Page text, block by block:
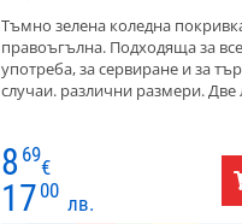
Тъмно зелена коледна
правоъгълна. Подходяща за
употреба, за сервиране и за
случаи. различни размери. Две
8 69
€
17 00
лв.